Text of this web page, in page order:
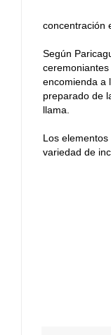
concentración
Según
encomienda a
preparado de
llama.
Los
variedad de